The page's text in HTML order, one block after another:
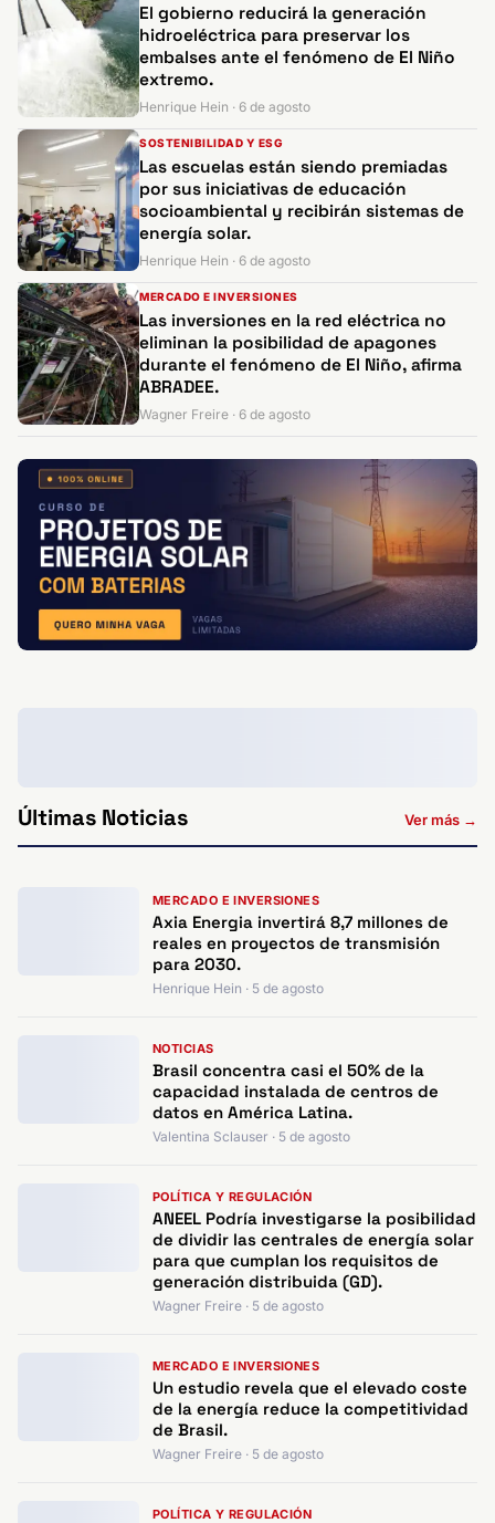
El gobierno reducirá la generación
hidroeléctrica para preservar los
embalses ante el fenómeno de El Niño
extremo.
Henrique Hein · 6 de agosto
SOSTENIBILIDAD Y ESG
Las escuelas están siendo premiadas
por sus iniciativas de educación
socioambiental y recibirán sistemas de
energía solar.
Henrique Hein · 6 de agosto
MERCADO E INVERSIONES
Las inversiones en la red eléctrica no
eliminan la posibilidad de apagones
durante el fenómeno de El Niño, afirma
ABRADEE.
Wagner Freire · 6 de agosto
Últimas Noticias Ver más →
MERCADO E INVERSIONES
Axia Energia invertirá 8,7 millones de
reales en proyectos de transmisión
para 2030.
Henrique Hein · 5 de agosto
NOTICIAS
Brasil concentra casi el 50% de la
capacidad instalada de centros de
datos en América Latina.
Valentina Sclauser · 5 de agosto
POLÍTICA Y REGULACIÓN
ANEEL Podría investigarse la posibilidad
de dividir las centrales de energía solar
para que cumplan los requisitos de
generación distribuida (GD).
Wagner Freire · 5 de agosto
MERCADO E INVERSIONES
Un estudio revela que el elevado coste
de la energía reduce la competitividad
de Brasil.
Wagner Freire · 5 de agosto
POLÍTICA Y REGULACIÓN